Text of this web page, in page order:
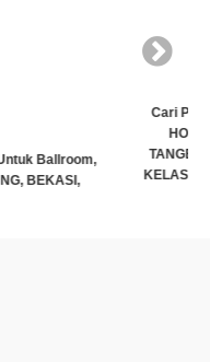
Untuk Ballroom,
BANDUNG, BEKASI,
RUANG KELAS KAMPUS |
BEKASI, TANGERANG